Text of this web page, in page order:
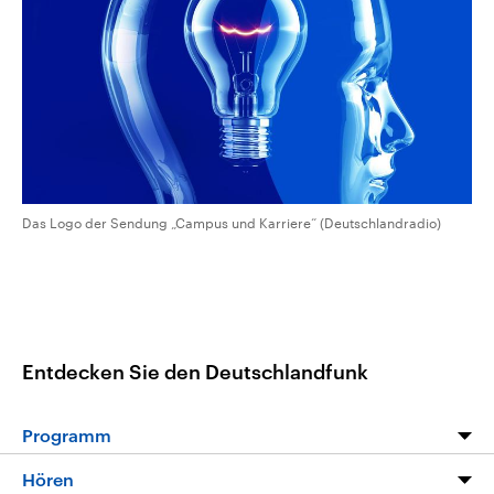
CDU, SPD und FDP regiert.-
Umfragen, Prognosen,
Wahlprogramme, aktuelle Berichte
und Hintergründe zu den Parteien
und Kandidaten der anstehenden
aktuelle Weltgeschehen.
Sendungen Programm Podcasts
Audio-Archiv
Das Logo der Sendung „Campus und Karriere“ (Deutschlandradio)
Entdecken Sie den Deutschlandfunk
Programm
Programm
Hören